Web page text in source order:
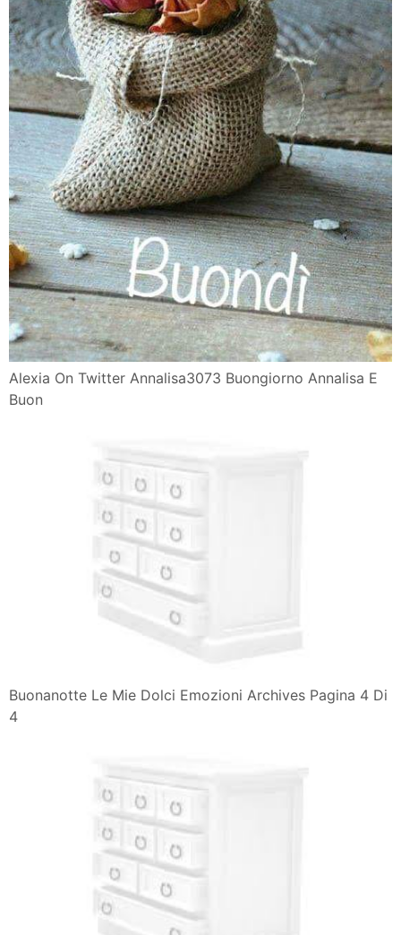
Alexia On Twitter Annalisa3073 Buongiorno Annalisa E
Buon
Buonanotte Le Mie Dolci Emozioni Archives Pagina 4 Di
4